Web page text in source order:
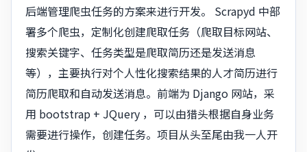
后端管理爬虫任务的方案来进行开发。 Scrapyd 中部
署多个爬虫，定制化创建爬取任务（爬取目标网站、
搜索关键字、任务类型是爬取简历还是发送消息
等），主要执行对个人性化搜索结果的人才简历进行
简历爬取和自动发送消息。前端为 Django 网站，采
用 bootstrap + JQuery ，可以由猎头根据自身业务
需要进行操作，创建任务。项目从头至尾由我一人开